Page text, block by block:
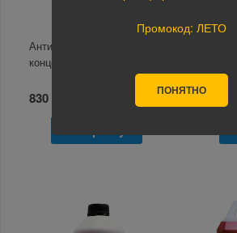
Антифриз NOMAD G13
концентрат 1л
830 руб. 699 руб.
Промокод: ЛЕТО
ПОНЯТНО